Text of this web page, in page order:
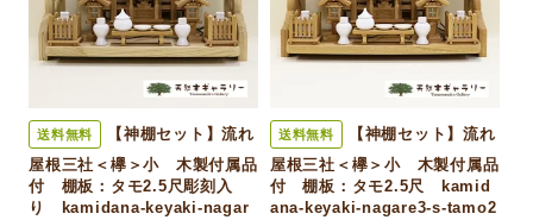
送料無料
【神棚セット】流れ
屋根三社＜欅＞小 木製付属品
付 棚板：タモ2.5尺彫刻入
り kamidana-keyaki-nagar
送料無料
【神棚セット】流れ
屋根三社＜欅＞小 木製付属品
付 棚板：タモ2.5尺 kamid
ana-keyaki-nagare3-s-tamo2